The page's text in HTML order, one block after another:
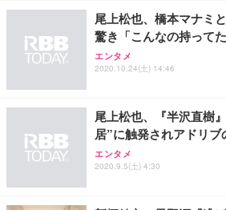
ョン PCチェア 通気性メッ
務用 おしゃれ パソコンチェ
￥7,680
Sezlife オフィスチェア デ
ワーク チェア 強化バックレ
ョン PCチェア 通気性メッ
務用 おしゃれ パソコンチ
ANDWINT オフィスチェア
ッシュ 通気性 ランバーサポ
ス圧無段階昇降 360度回転
【整備済み品】Dell
ー フルHD（1920×1080）
【MiniLED/24.5inch/280Hz/
HOOTER Gaming Monitor
グモニター QD 24.5インチ
Smart Basic(スマートベー
限定】 Smart Basic アイリ
アイリスオーヤマ ペットシ
ュラー 200枚入【
尾上松也、橋本マナミ
驚き「こんなの持ってた
エンタメ
2020.10.24(土) 14:46
尾上松也、『半沢直樹
居”に触発されアドリブ
エンタメ
2020.9.5(土) 4:30